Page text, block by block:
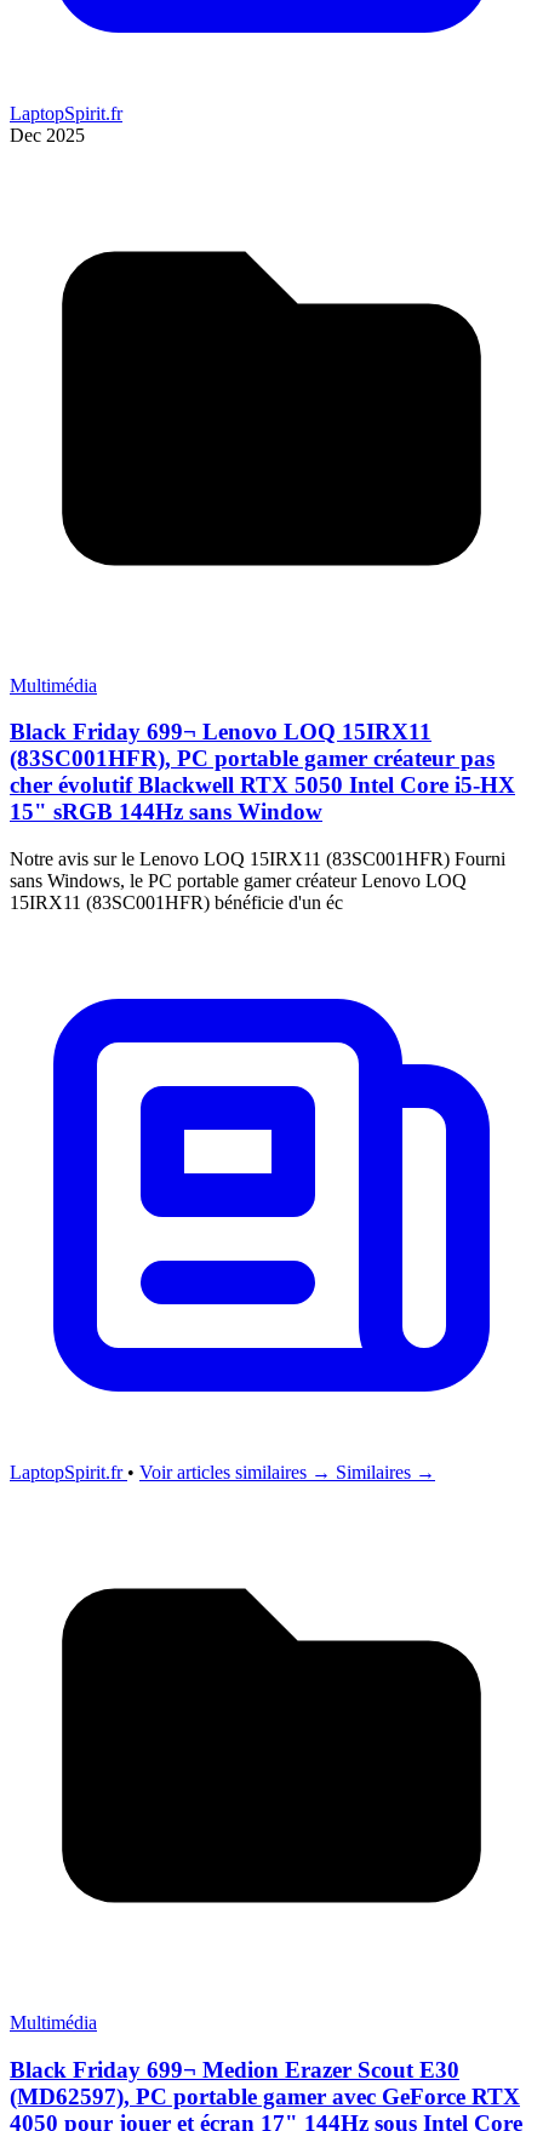
LaptopSpirit.fr
Dec 2025
Multimédia
Black Friday 699¬ Lenovo LOQ 15IRX11
(83SC001HFR), PC portable gamer créateur pas
cher évolutif Blackwell RTX 5050 Intel Core i5-HX
15" sRGB 144Hz sans Window
Notre avis sur le Lenovo LOQ 15IRX11 (83SC001HFR) Fourni
sans Windows, le PC portable gamer créateur Lenovo LOQ
15IRX11 (83SC001HFR) bénéficie d'un éc
LaptopSpirit.fr • Voir articles similaires → Similaires →
Multimédia
Black Friday 699¬ Medion Erazer Scout E30
(MD62597), PC portable gamer avec GeForce RTX
4050 pour jouer et écran 17" 144Hz sous Intel Core